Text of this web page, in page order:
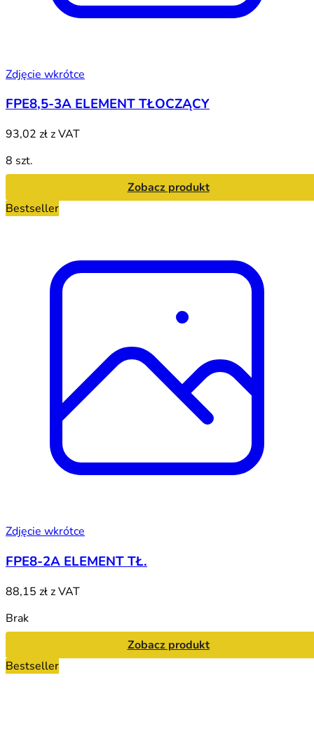
Zdjęcie wkrótce
FPE8,5-3A ELEMENT TŁOCZĄCY
93,02 złz VAT
8 szt.
Zobacz produkt
Bestseller
Zdjęcie wkrótce
FPE8-2A ELEMENT TŁ.
88,15 złz VAT
Brak
Zobacz produkt
Bestseller